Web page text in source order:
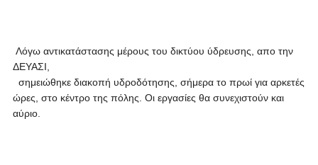
Λόγω αντικατάστασης μέρους του δικτύου ύδρευσης, απο την
ΔΕΥΑΣΙ,
σημειώθηκε διακοπή υδροδότησης, σήμερα το πρωί για αρκετές
ώρες, στο κέντρο της πόλης. Οι εργασίες θα συνεχιστούν και
αύριο.